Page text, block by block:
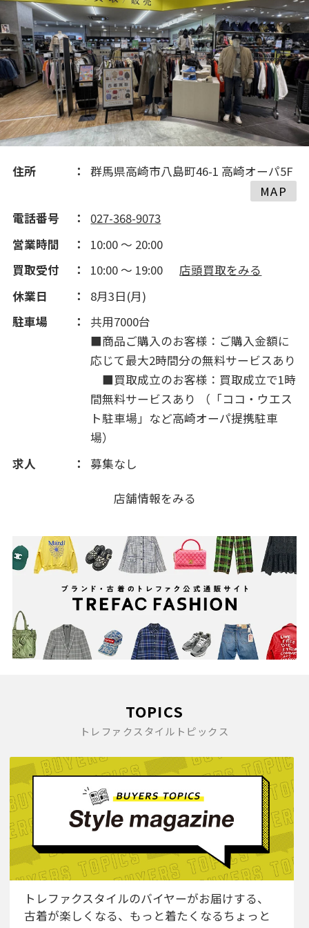
住所
群馬県高崎市八島町46-1 高崎オーパ5F
MAP
電話番号
027-368-9073
営業時間
10:00 ～ 20:00
買取受付
10:00 ～ 19:00
店頭買取をみる
休業日
8月3日(月)
駐車場
共用7000台
■商品ご購入のお客様：ご購入金額に
応じて最大2時間分の無料サービスあり
■買取成立のお客様：買取成立で1時
間無料サービスあり （「ココ・ウエス
ト駐車場」など高崎オーパ提携駐車
場）
求人
募集なし
店舗情報をみる
TOPICS
トレファクスタイルトピックス
トレファクスタイルのバイヤーがお届けする、
古着が楽しくなる、もっと着たくなるちょっと